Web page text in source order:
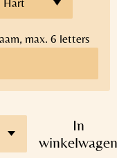
max. 6 letters
In